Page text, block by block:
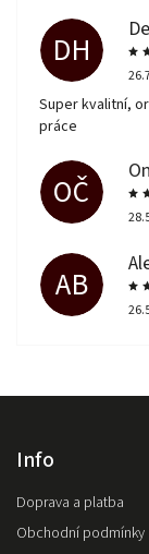
DH
Super kvalitní,
práce
OČ
AB
Info
Doprava a platba
Obchodní podmínky